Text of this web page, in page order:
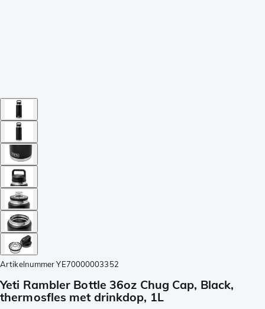
Artikelnummer YE70000003352
Yeti Rambler Bottle 36oz Chug Cap, Black,
thermosfles met drinkdop, 1L